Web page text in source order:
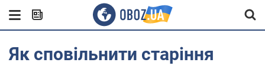
Як сповільнити старіння